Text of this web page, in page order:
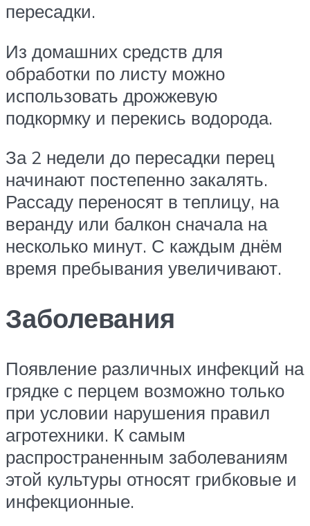
пересадки.
Из домашних средств для
обработки по листу можно
использовать дрожжевую
подкормку и перекись водорода.
За 2 недели до пересадки перец
начинают постепенно закалять.
Рассаду переносят в теплицу, на
веранду или балкон сначала на
несколько минут. С каждым днём
время пребывания увеличивают.
Заболевания
Появление различных инфекций на
грядке с перцем возможно только
при условии нарушения правил
агротехники. К самым
распространенным заболеваниям
этой культуры относят грибковые и
инфекционные.